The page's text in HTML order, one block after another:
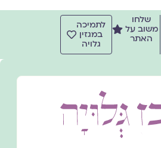
שלחו
משוב על
האתר
לתמיכה
במגזין
גלויה